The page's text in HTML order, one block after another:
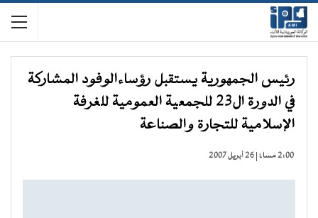
رئيس الجمهورية يستقبل رؤساءالوفود المشاركة
في الدورة ال23 للجمعية العمومية للغرفة
الإسلامية للتجارة والصناعة
2:00 مساءً | 26 أبريل 2007